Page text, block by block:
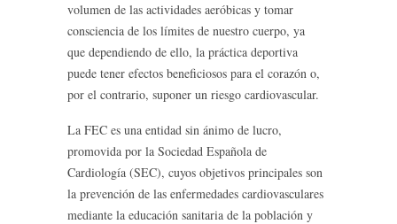
volumen de las actividades aeróbicas y tomar
consciencia de los límites de nuestro cuerpo, ya
que dependiendo de ello, la práctica deportiva
puede tener efectos beneficiosos para el corazón o,
por el contrario, suponer un riesgo cardiovascular.
La FEC es una entidad sin ánimo de lucro,
promovida por la Sociedad Española de
Cardiología (SEC), cuyos objetivos principales son
la prevención de las enfermedades cardiovasculares
mediante la educación sanitaria de la población y